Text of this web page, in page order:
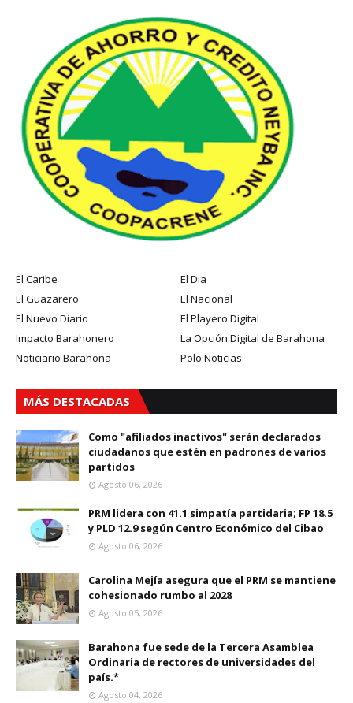
El Caribe
El Dia
El Guazarero
El Nacional
El Nuevo Diario
El Playero Digital
Impacto Barahonero
La Opción Digital de Barahona
Noticiario Barahona
Polo Noticias
MÁS DESTACADAS
Como "afiliados inactivos" serán declarados
ciudadanos que estén en padrones de varios
partidos
Agosto 06, 2026
PRM lidera con 41.1 simpatía partidaria; FP 18.5
y PLD 12.9 según Centro Económico del Cibao
Agosto 06, 2026
Carolina Mejía asegura que el PRM se mantiene
cohesionado rumbo al 2028
Agosto 05, 2026
Barahona fue sede de la Tercera Asamblea
Ordinaria de rectores de universidades del
país.*
Agosto 04, 2026